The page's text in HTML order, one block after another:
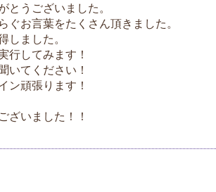
とうございました。
ぐお言葉をたくさん頂きました。
しました。
行してみます！
いてください！
ン頑張ります！
ざいました！！